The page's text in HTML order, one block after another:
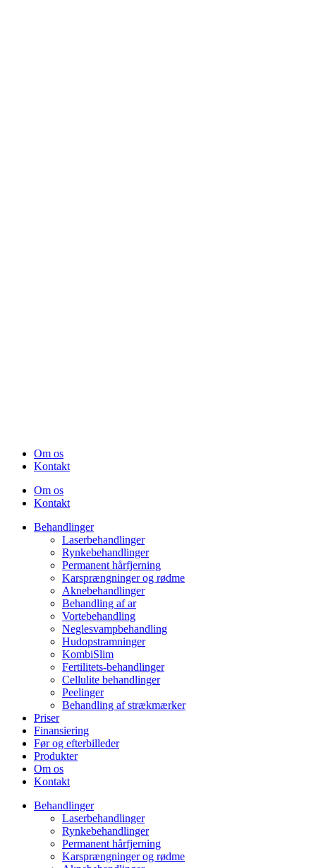
Om os
Kontakt
Om os
Kontakt
Behandlinger
Laserbehandlinger
Rynkebehandlinger
Permanent hårfjerning
Karsprængninger og rødme
Aknebehandlinger
Behandling af ar
Vortebehandling
Neglesvampbehandling
Hudopstramninger
KombiSlim
Fertilitets-behandlinger
Cellulite behandlinger
Peelinger
Behandling af strækmærker
Priser
Finansiering
Før og efterbilleder
Produkter
Om os
Kontakt
Behandlinger
Laserbehandlinger
Rynkebehandlinger
Permanent hårfjerning
Karsprængninger og rødme